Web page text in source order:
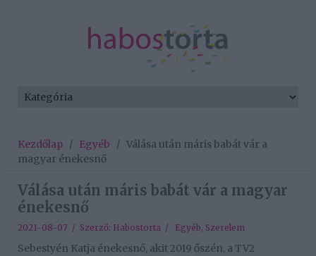
Kezdőlap / Egyéb / Válása után máris babát vár a
magyar énekesnő
Válása után máris babát vár a magyar
énekesnő
2021-08-07 / Szerző: Habostorta / Egyéb, Szerelem
Sebestyén Katja énekesnő, akit 2019 őszén, a TV2